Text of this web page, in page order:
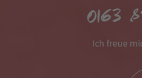
0163
Ich freue